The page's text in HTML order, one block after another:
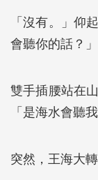
「沒有。」仰
會聽你的話？」
雙手插腰站在
「是海水會聽
突然，王海大